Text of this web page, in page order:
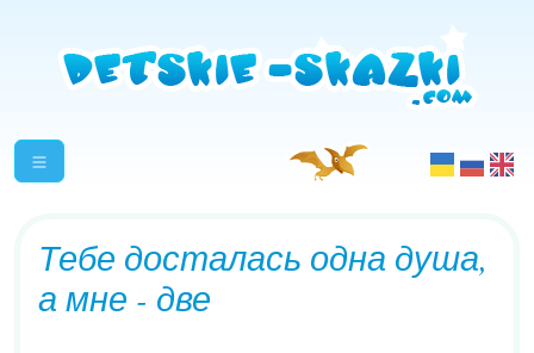
Тебе досталась одна душа,
а мне - две